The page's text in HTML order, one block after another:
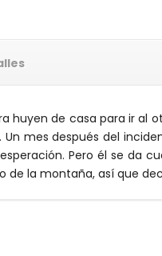
huyen de casa para ir al
mes después del
Pero él se da
de la montaña, así que